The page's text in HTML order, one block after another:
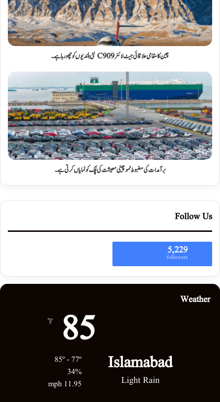
چین کا مقامی علاقائی جیٹ لائنر C909 نئی بلندیوں کو چھو رہا ہے۔
برآمدات کی مضبوط نمو چینی معیشت کی لچک کو نمایاں کرتی ہے۔
Follow Us
5,229
followers
Weather
Islamabad
Light Rain
85
℉
34%
11.95 mph